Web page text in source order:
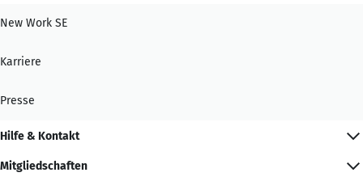
New Work SE
Karriere
Presse
Hilfe & Kontakt
Mitgliedschaften